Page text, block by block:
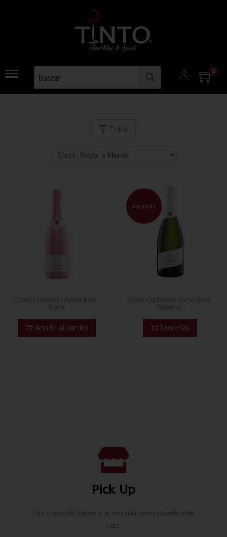
0
Filtro
Añadir al carrito
Agotado
Leer más
Pick Up
Haz tu pedido online y te contactaremos cuando esté
listo.